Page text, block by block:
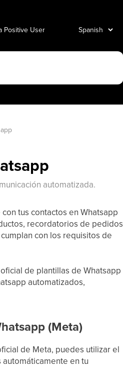
Positive User
automatizada.
tus contactos en Whatsapp
recordatorios de pedidos
con los requisitos de
de plantillas de Whatsapp
automatizados,
(Meta)
de Meta, puedes utilizar el
en tu